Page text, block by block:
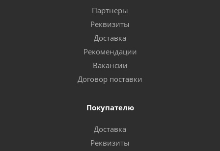
Партнеры
Реквизиты
Доставка
Рекомендации
Вакансии
Договор поставки
Покупателю
Доставка
Реквизиты